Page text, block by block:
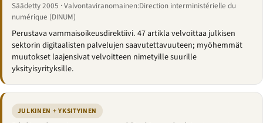
Säädetty 2005 · Valvontaviranomainen:Direction interministérielle du
numérique (DINUM)
Perustava vammaisoikeusdirektiivi. 47 artikla velvoittaa julkisen
sektorin digitaalisten palvelujen saavutettavuuteen; myöhemmät
muutokset laajensivat velvoitteen nimetyille suurille
yksityisyrityksille.
JULKINEN + YKSITYINEN